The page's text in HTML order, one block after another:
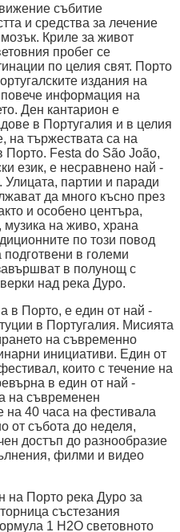
събитие
и средства за лечение
Криле за живот
пробег се
по целия свят. Порто
издания на
информация на
Ден кантарион е
в Португалия и в целия
на тържествата са на
Порто. Festa do São João,
език, е несравнено най -
партии и паради
да много късно през
и особено центъра,
музика на живо, храна
по този повод
подготвени в големи
в полунощ с
над река Дуро.
в Порто, е един от най -
в Португалия. Мисията
на съвременно
инициативи. Един от
които с течение на
в един от най -
на съвременен
на 40 часа на фестивала
от събота до неделя,
достъп до разнообразие
филми и видео
на Порто река Дуро за
състезания
1 H2O световното